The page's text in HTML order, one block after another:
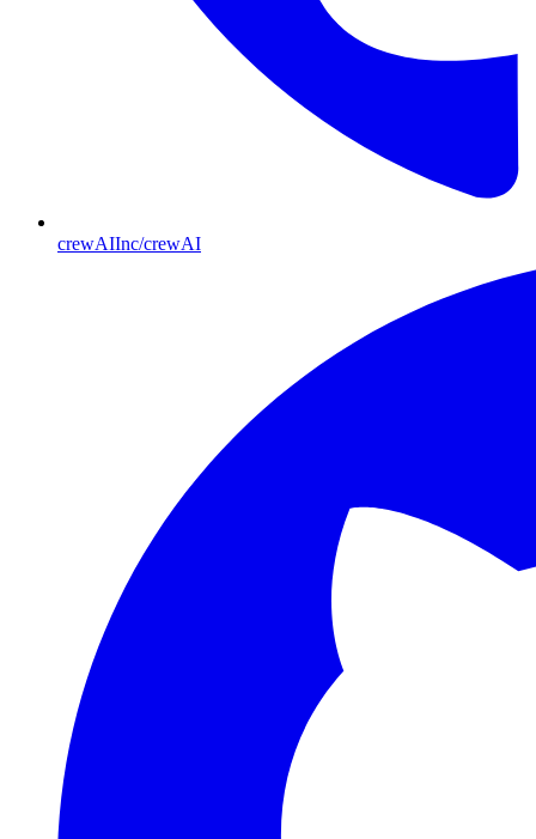
crewAIInc/crewAI